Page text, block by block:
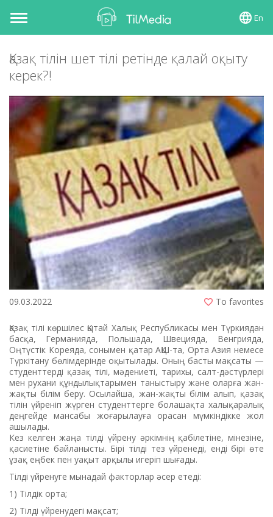
Toggle
navigation
En
Қазақ тілін шет тілі ретінде қалай оқыту
керек?!
09.03.2022 To favorites
Қазақ тілі көршілес Қытай Халық Республикасы мен Түркиядан
басқа, Германияда, Польшада, Швецияда, Венгрияда,
Оңтүстік Кореяда, сонымен қатар АҚШ-та, Орта Азия немесе
Түркітану бөлімдерінде оқытылады. Оның басты мақсаты —
студенттерді қазақ тілі, мәдениеті, тарихы, салт-дәстүрлері
мен рухани құндылықтарымен таныстыру және оларға жан-
жақты білім беру. Осылайша, жан-жақты білім алып, қазақ
тілін үйреніп жүрген студенттерге болашақта халықаралық
деңгейде мансабы жоғарылауға орасан мүмкіндікке жол
ашылады.
Кез келген жаңа тілді үйрену әркімнің қабілетіне, мінезіне,
қасиетіне байланысты. Бірі тілді тез үйренеді, енді бірі өте
ұзақ еңбек пен уақыт арқылы игеріп шығады.
Тілді үйренуге мынадай факторлар әсер етеді:
1) Тілдік орта;
2) Тілді үйренудегі мақсат;